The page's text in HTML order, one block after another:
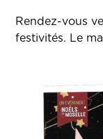
Rendez-vous
festivités. Le